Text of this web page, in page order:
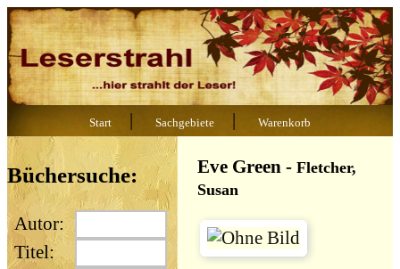
Start | Sachgebiete | Warenkorb
Büchersuche:
Autor:
Titel:
Eve Green -Fletcher,
Susan